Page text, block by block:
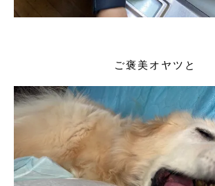
ご褒美オヤツと